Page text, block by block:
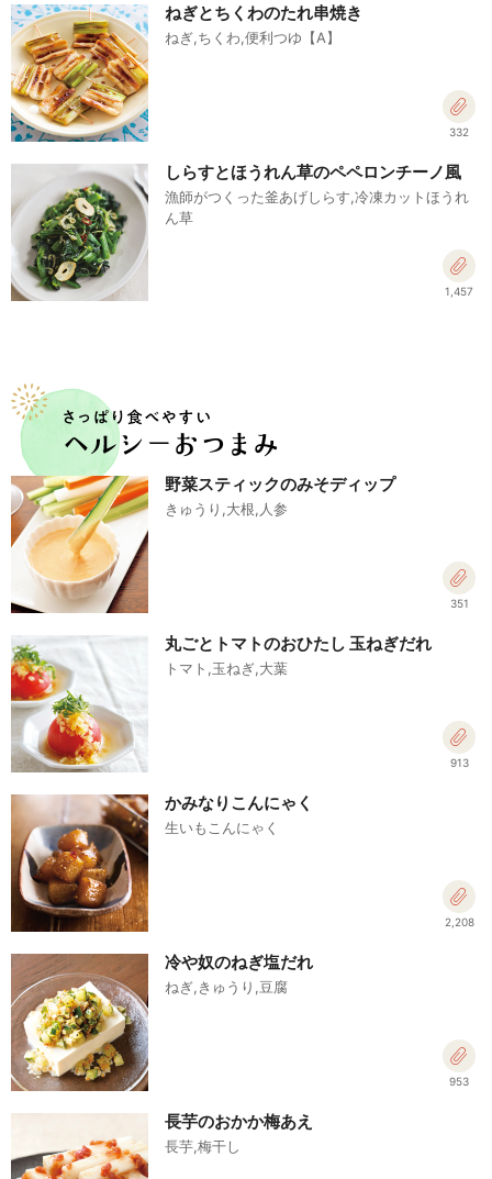
ねぎとちくわのたれ串焼き
ねぎ,ちくわ,便利つゆ【A】
332
しらすとほうれん草のペペロンチーノ風
漁師がつくった釜あげしらす,冷凍カットほうれ
ん草
1,457
野菜スティックのみそディップ
きゅうり,大根,人参
351
丸ごとトマトのおひたし 玉ねぎだれ
トマト,玉ねぎ,大葉
913
かみなりこんにゃく
生いもこんにゃく
2,208
冷や奴のねぎ塩だれ
ねぎ,きゅうり,豆腐
953
長芋のおかか梅あえ
長芋,梅干し